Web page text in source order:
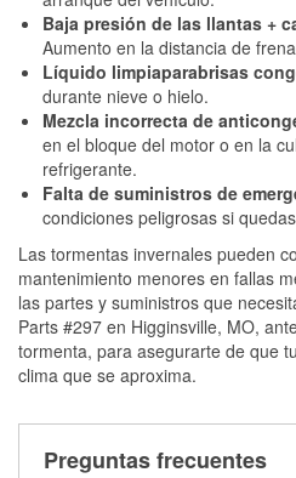
Baja presión de las llantas +
Aumento en la distancia de
Líquido limpiaparabrisas
durante nieve o hielo.
Mezcla incorrecta de
en el bloque del motor o en la
refrigerante.
Falta de suministros de
condiciones peligrosas si
Las tormentas invernales pueden
mantenimiento menores en fallas
las partes y suministros que
Parts #297 en Higginsville, MO,
tormenta, para asegurarte de que
clima que se aproxima.
Preguntas frecuentes